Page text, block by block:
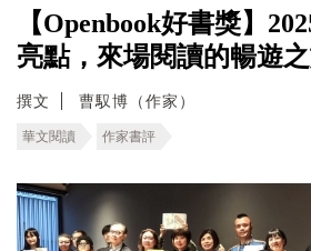
【Openbook好書獎】
亮點，來場閱讀的暢遊
撰文 曹馭博（作家）
華文閱讀 作家書評